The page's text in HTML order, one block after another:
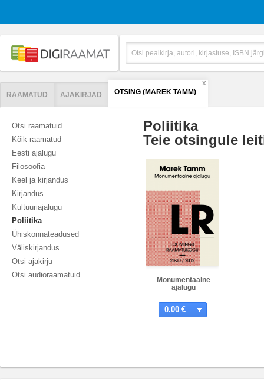
RAAMATUD AJAKIRJAD OTSING (MAREK TAMM)
X
Otsi raamatuid
Kõik raamatud
Eesti ajalugu
Filosoofia
Keel ja kirjandus
Kirjandus
Kultuuriajalugu
Poliitika
Ühiskonnateadused
Väliskirjandus
Otsi ajakirju
Otsi audioraamatuid
Poliitika
Teie otsingule
Monumentaalne
ajalugu
0.00 €